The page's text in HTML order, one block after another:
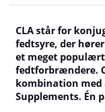
CLA står for
fedtsyre, der
et meget
fedtforbrændere.
kombination med
Supplements. Én